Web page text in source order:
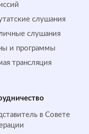
слушания
слушания
и программы
трансляция
в Совете